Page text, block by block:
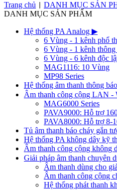
Trang chủ
DANH MỤC SẢN
DANH MỤC SẢN PHẨM
Hệ thống PA Analog ▶
6 Vùng - 1 kênh phổ
6 Vùng - 1 kênh thông
6 Vùng - 6 kênh độc
MAG1116: 10 Vùng
MP98 Series
Hệ thống âm thanh thông
Âm thanh công cộng LAN -
MAG6000 Series
PAVA9000: Hỗ trợ
PAVA8000: Hỗ trợ 8-
Tủ âm thanh báo cháy gắn
Hệ thống PA không dây kỹ
Âm thanh công cộng không
Giải pháp âm thanh chuyên
Âm thanh dùng cho
Âm thanh công cộng
Hệ thống phát thanh